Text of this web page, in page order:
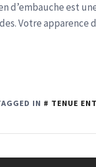
est
Votre
IN TENUE